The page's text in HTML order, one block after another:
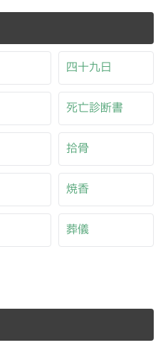
四十九日
死亡診断書
拾骨
焼香
葬儀